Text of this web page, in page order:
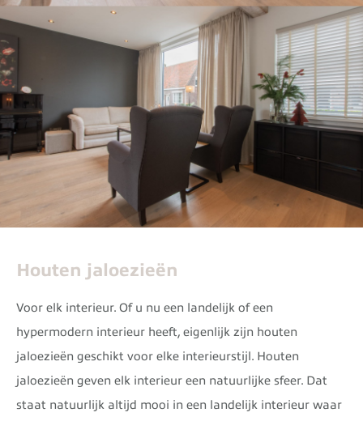
Houten jaloezieën
Voor elk interieur. Of u nu een landelijk of een
hypermodern interieur heeft, eigenlijk zijn houten
jaloezieën geschikt voor elke interieurstijl. Houten
jaloezieën geven elk interieur een natuurlijke sfeer. Dat
staat natuurlijk altijd mooi in een landelijk interieur waar